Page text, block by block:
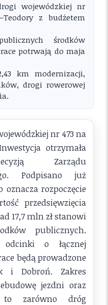
wojewódzkiej nr
z budżetem
środków
potrwają do maja
km modernizacji,
drogi rowerowej
nr 473 na
otrzymała
Zarządu
Podpisano już
rozpoczęcie
przedsięwzięcia
17,7 mln zł stanowi
publicznych.
odcinki o łącznej
będą prowadzone
i Dobroń. Zakres
jezdni oraz
to zarówno dróg